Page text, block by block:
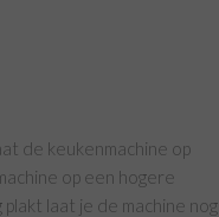
de keukenmachine op
op een hogere
laat je de machine nog